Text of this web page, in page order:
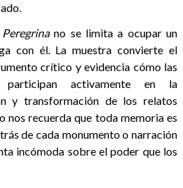
no se limita a ocupar un
con él. La muestra convierte el
crítico y evidencia cómo las
participan activamente en la
y transformación de los relatos
nos recuerda que toda memoria es
de cada monumento o narración
incómoda sobre el poder que los